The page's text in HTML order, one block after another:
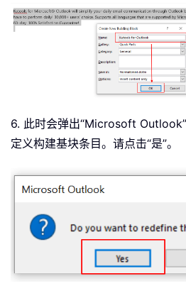
6. 此时会弹出“Microsoft
定义构建基块条目。请点击“是”。